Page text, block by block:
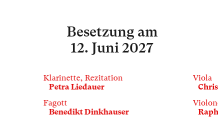
Besetzung am
12. Juni 2027
Klarinette, Rezitation
Petra Liedauer
Fagott
Benedikt Dinkhauser
Viola